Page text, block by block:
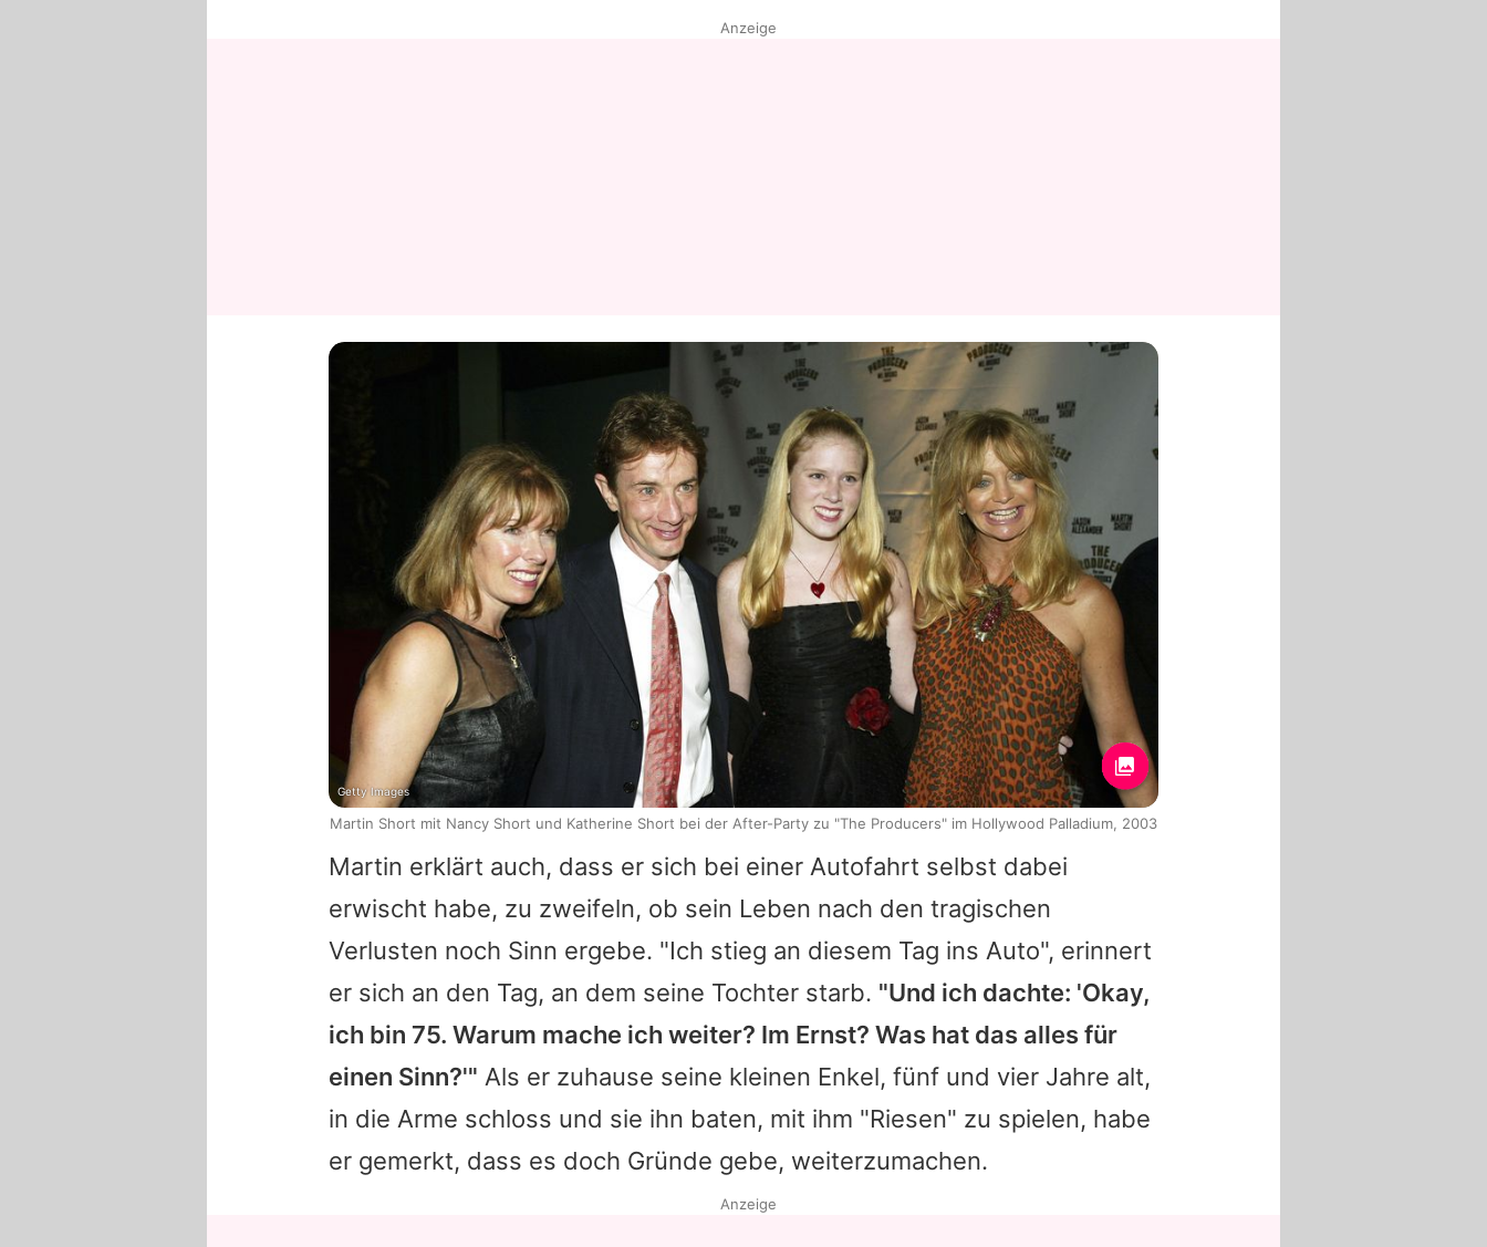
Martin erklärt auch, dass er sich bei einer Autofahrt selbst dabei
erwischt habe, zu zweifeln, ob sein Leben nach den tragischen
Verlusten noch Sinn ergebe. "Ich stieg an diesem Tag ins Auto", erinnert
er sich an den Tag, an dem seine Tochter starb. "Und ich dachte: 'Okay,
ich bin 75. Warum mache ich weiter? Im Ernst? Was hat das alles für
einen Sinn?'" Als er zuhause seine kleinen Enkel, fünf und vier Jahre alt,
in die Arme schloss und sie ihn baten, mit ihm "Riesen" zu spielen, habe
er gemerkt, dass es doch Gründe gebe, weiterzumachen.
Anzeige
Getty Images
Martin Short mit Nancy Short und Katherine Short bei der After-Party zu "The Producers" im Hollywood Palladium, 2003
Anzeige